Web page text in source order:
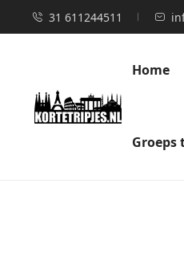
31 611244511
Home
Groeps